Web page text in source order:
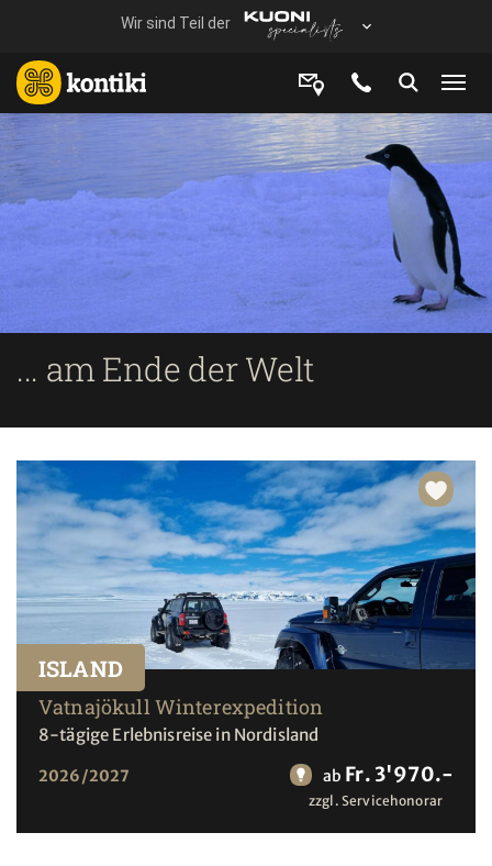
... am Ende der Welt
ISLAND
Vatnajökull Winterexpedition
8-tägige Erlebnisreise in Nordisland
2026/2027 ab Fr. 3'970.-
zzgl. Servicehonorar